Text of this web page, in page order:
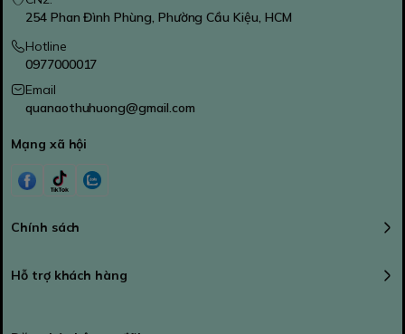
254 Phan Đình Phùng, Phường Cầu Kiệu, HCM
Hotline
0977000017
Email
quanaothuhuong@gmail.com
Mạng xã hội
Chính sách
Hỗ trợ khách hàng